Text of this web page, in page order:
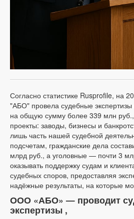
Согласно статистике Rusprofile, на
"АБО" провела судебные
на общую сумму более 339 млн
проекты: заводы, бизнесы и
лишь часть нашей судебной
подсчетам, гражданские дела
млрд руб., а уголовные — почти 3
оказывать поддержку судам и
судебных споров, предоставляя
надёжные результаты, на которые
ООО «АБО» — проводит
экспертизы ,